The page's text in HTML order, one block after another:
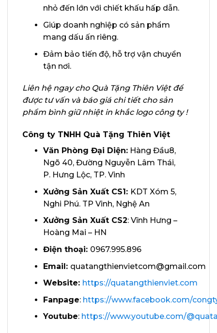
nhỏ đến lớn với chiết khấu hấp dẫn.
Giúp doanh nghiệp có sản phẩm
mang dấu ấn riêng.
Đảm bảo tiến độ, hỗ trợ vận chuyển
tận nơi.
Liên hệ ngay cho Quà Tặng Thiên Việt để
được tư vấn và báo giá chi tiết cho sản
phẩm bình giữ nhiệt in khắc logo công ty !
Công ty TNHH Quà Tặng Thiên Việt
Văn Phòng Đại Diện:Hàng Đầu8,
Ngõ 40, Đường Nguyễn Lâm Thái,
P. Hưng Lộc, TP. Vinh
Xưởng Sản Xuất CS1: KDT Xóm 5,
Nghi Phú. TP Vinh, Nghệ An
Xưởng Sản Xuất CS2: Vĩnh Hưng –
Hoàng Mai – HN
Điện thoại: 0967.995.896
Email: quatangthienvietcom@gmail.com
Website: https://quatangthienviet.com
Fanpage: https://www.facebook.com/
Youtube: https://www.youtube.com/